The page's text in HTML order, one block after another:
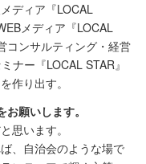
ディア『LOCAL
メディア『LOCAL
コンサルティング・経営
ナー『LOCAL STAR』
作り出す。
願いします。
思います。
、自治会のような場で